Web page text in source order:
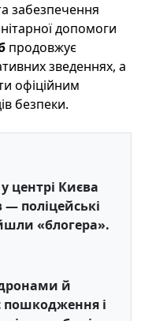
забезпечення
допомоги
продовжує
зведеннях, а
офіційним
безпеки.
центрі Києва
— поліцейські
«блогера».
дронами й
пошкодження і